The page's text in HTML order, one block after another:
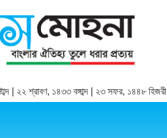
| ২২ শ্রাবণ, ১৪৩৩ বঙ্গাব্দ | ২৩ সফর, ১৪৪৮ হিজরী